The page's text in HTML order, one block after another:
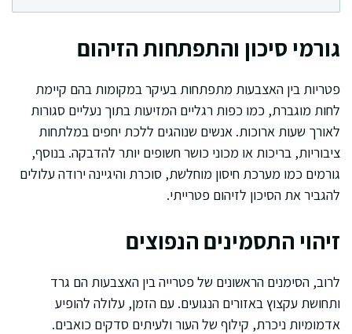
גורמי סיכון והתפתחות הזיהום
פטריות בין האצבעות מתפתחות בעיקר במקומות בהם קיימת
לחות מוגברת, כמו כפות רגליים המזיעות בתוך נעליים סגורות
לאורך שעות ארוכות. אנשים שנוהגים ללכת יחפים במלתחות
ציבוריות, בריכות או מכוני כושר חשופים יותר להדבקה. בנוסף,
גורמים כמו מערכת חיסון מוחלשת, סוכרת והיגיינה ירודה עלולים
להגביר את הסיכון לזיהום פטרייתי.
זיהוי התסמינים הנפוצים
לרוב, הסימנים הראשונים של פטרייה בין האצבעות הם גרד
ותחושת עקצוץ באזורים הנגועים. עם הזמן, עלולה להופיע
אדמומיות ניכרת, קילוף של העור ולעיתים סדקים כואבים.